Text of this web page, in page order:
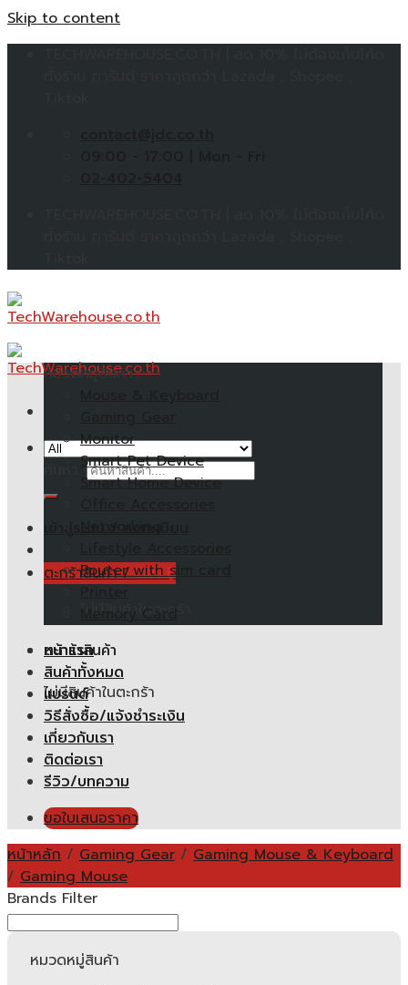
Skip to content
ตะกร้าสินค้า /0.00฿
ไม่มีสินค้าในตะกร้า
ตะกร้าสินค้า
ไม่มีสินค้าในตะกร้า
หมวดหมู่สินค้า
Monitor
Smart Pet Device
Smart Home Device
Router with sim card
Memory Card
หน้าแรก
สินค้าทั้งหมด
แบรนด์
วิธีสั่งซื้อ/แจ้งชำระเงิน
เกี่ยวกับเรา
ติดต่อเรา
รีวิว/บทความ
ขอใบเสนอราคา
หน้าหลัก / Gaming Gear / Gaming Mouse & Keyboard
/ Gaming Mouse
Brands Filter
หมวดหมู่สินค้า